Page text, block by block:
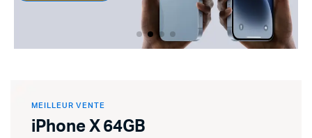
MEILLEUR VENTE
iPhone X 64GB